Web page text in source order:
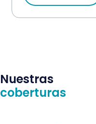
Nuestras
coberturas